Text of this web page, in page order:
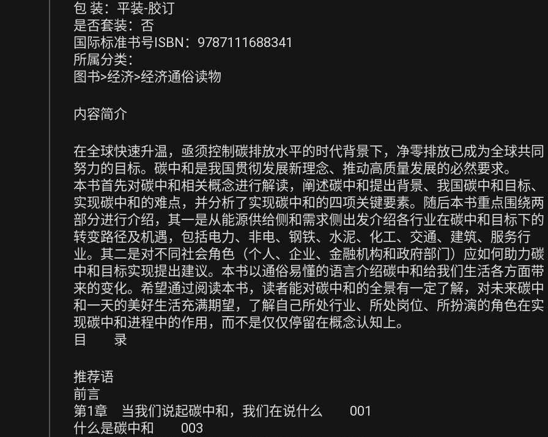
包 装：平装-胶订
是否套装：否
国际标准书号ISBN：9787111688341
所属分类：
图书>经济>经济通俗读物
内容简介
在全球快速升温，亟须控制碳排放水平的时代背景下，净零排放已成为全球共同
努力的目标。碳中和是我国贯彻发展新理念、推动高质量发展的必然要求。
本书首先对碳中和相关概念进行解读，阐述碳中和提出背景、我国碳中和目标、
实现碳中和的难点，并分析了实现碳中和的四项关键要素。随后本书重点围绕两
部分进行介绍，其一是从能源供给侧和需求侧出发介绍各行业在碳中和目标下的
转变路径及机遇，包括电力、非电、钢铁、水泥、化工、交通、建筑、服务行
业。其二是对不同社会角色（个人、企业、金融机构和政府部门）应如何助力碳
中和目标实现提出建议。本书以通俗易懂的语言介绍碳中和给我们生活各方面带
来的变化。希望通过阅读本书，读者能对碳中和的全景有一定了解，对未来碳中
和一天的美好生活充满期望，了解自己所处行业、所处岗位、所扮演的角色在实
现碳中和进程中的作用，而不是仅仅停留在概念认知上。
目 录
推荐语
前言
第1章 当我们说起碳中和，我们在说什么 001
什么是碳中和 003